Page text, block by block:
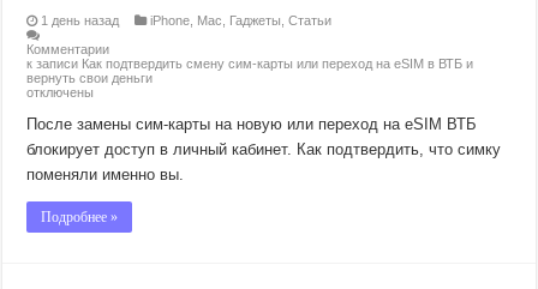
1 день назад iPhone Mac Гаджеты ,Статьи
Комментарии
к записи Как подтвердить смену сим-карты или переход на eSIM в ВТБ и
вернуть свои деньги
отключены
После замены сим-карты на новую или переход на eSIM ВТБ
блокирует доступ в личный кабинет. Как подтвердить, что симку
поменяли именно вы.
Подробнее »